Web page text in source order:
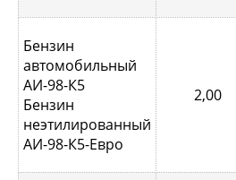
Бензин
автомобильный
АИ-98-К5
Бензин
неэтилированный
АИ-98-К5-Евро
2,00